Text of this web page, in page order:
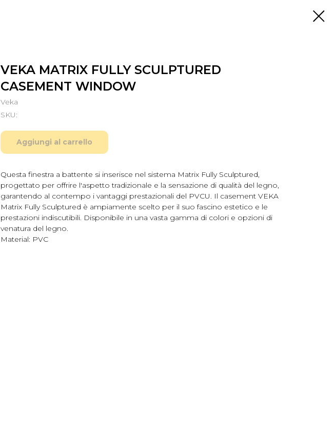
VEKA MATRIX FULLY SCULPTURED
CASEMENT WINDOW
Veka
SKU:
Aggiungi al carrello
Questa finestra a battente si inserisce nel sistema Matrix Fully Sculptured,
progettato per offrire l'aspetto tradizionale e la sensazione di qualità del legno,
garantendo al contempo i vantaggi prestazionali del PVCU. Il casement VEKA
Matrix Fully Sculptured è ampiamente scelto per il suo fascino estetico e le
prestazioni indiscutibili. Disponibile in una vasta gamma di colori e opzioni di
venatura del legno.
Material: PVC